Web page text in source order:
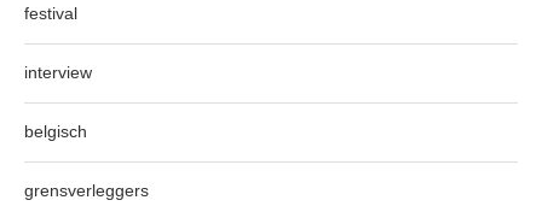
festival
interview
belgisch
grensverleggers